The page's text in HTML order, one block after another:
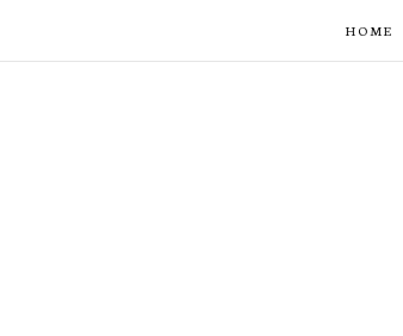
HOME